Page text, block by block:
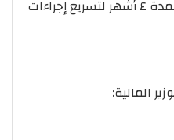
إصدار بطاقة ضريبية مؤقتة لمدة ٤ أشهر لتسريع إجراءات
المالية: